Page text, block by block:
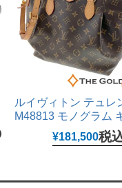
ルイヴィトン テュレ
M48813 モノグラム
バス ブラウン 2WAY
け ハンドバッグ ショ
¥181,500税